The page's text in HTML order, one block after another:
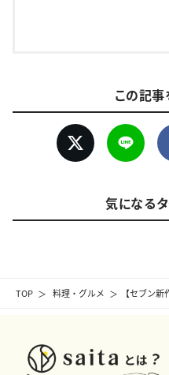
TOP 料理・グルメ 【セブン
この記事
気になるタ